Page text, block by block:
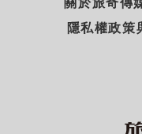
關於旅奇
隱私權政策